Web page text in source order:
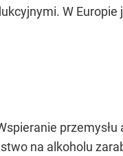
W
na alkoholu